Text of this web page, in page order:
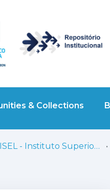
& Collections
ISEL - Instituto Superior de Engenharia de Lisboa